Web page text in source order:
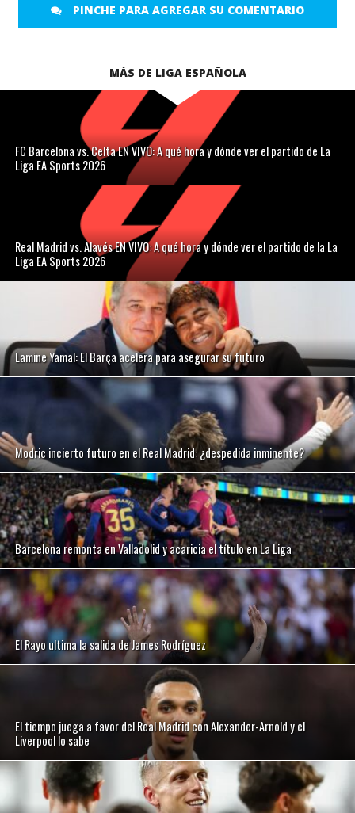
PINCHE PARA AGREGAR SU COMENTARIO
MÁS DE LIGA ESPAÑOLA
FC Barcelona vs. Celta EN VIVO: A qué hora y dónde ver el partido de La
Liga EA Sports 2026
Real Madrid vs. Alavés EN VIVO: A qué hora y dónde ver el partido de la La
Liga EA Sports 2026
Lamine Yamal: El Barça acelera para asegurar su futuro
Modric incierto futuro en el Real Madrid: ¿despedida inminente?
Barcelona remonta en Valladolid y acaricia el título en La Liga
El Rayo ultima la salida de James Rodríguez
El tiempo juega a favor del Real Madrid con Alexander-Arnold y el
Liverpool lo sabe